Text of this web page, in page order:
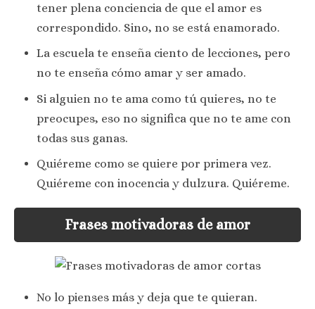
tener plena conciencia de que el amor es
correspondido. Sino, no se está enamorado.
La escuela te enseña ciento de lecciones, pero
no te enseña cómo amar y ser amado.
Si alguien no te ama como tú quieres, no te
preocupes, eso no significa que no te ame con
todas sus ganas.
Quiéreme como se quiere por primera vez.
Quiéreme con inocencia y dulzura. Quiéreme.
Frases motivadoras de amor
No lo pienses más y deja que te quieran.